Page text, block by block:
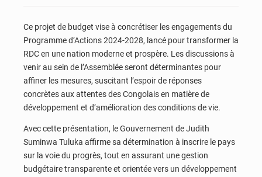
Ce projet de budget vise à concrétiser les engagements du
Programme d’Actions 2024-2028, lancé pour transformer la
RDC en une nation moderne et prospère. Les discussions à
venir au sein de l’Assemblée seront déterminantes pour
affiner les mesures, suscitant l’espoir de réponses
concrètes aux attentes des Congolais en matière de
développement et d’amélioration des conditions de vie.
Avec cette présentation, le Gouvernement de Judith
Suminwa Tuluka affirme sa détermination à inscrire le pays
sur la voie du progrès, tout en assurant une gestion
budgétaire transparente et orientée vers un développement